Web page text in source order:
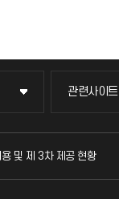
관련사이트
관련사이트
국방헬프콜
및 제 3차 제공 현황